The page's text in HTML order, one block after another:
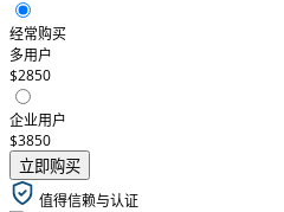
经常购买
多用户
$2850
企业用户
$3850
立即购买
值得信赖与认证